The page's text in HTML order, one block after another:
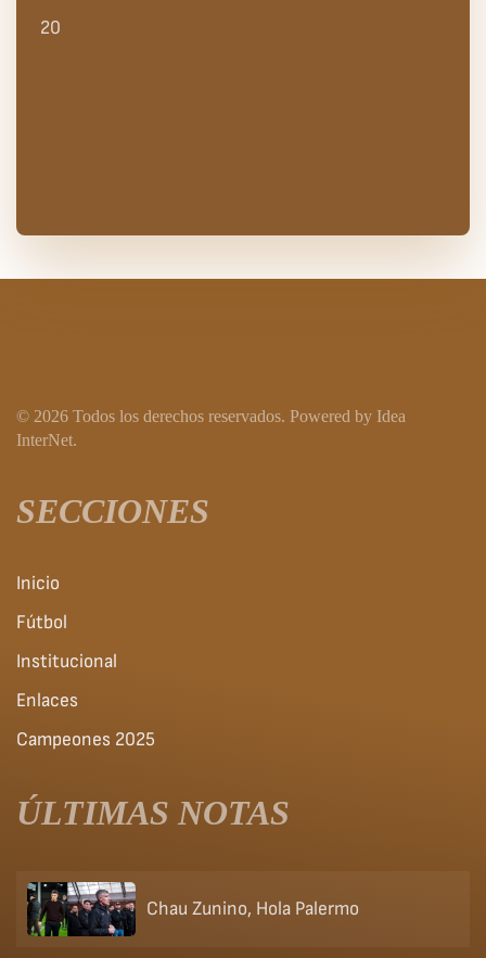
20
© 2026 Todos los derechos reservados. Powered by Idea
InterNet.
SECCIONES
Inicio
Fútbol
Institucional
Enlaces
Campeones 2025
ÚLTIMAS NOTAS
Chau Zunino, Hola Palermo